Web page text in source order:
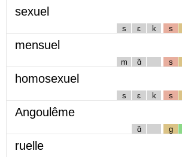
sexuel
s ɛ k s
mensuel
m ɑ̃ s
homosexuel
s ɛ k s
Angoulême
ɑ̃ g
ruelle